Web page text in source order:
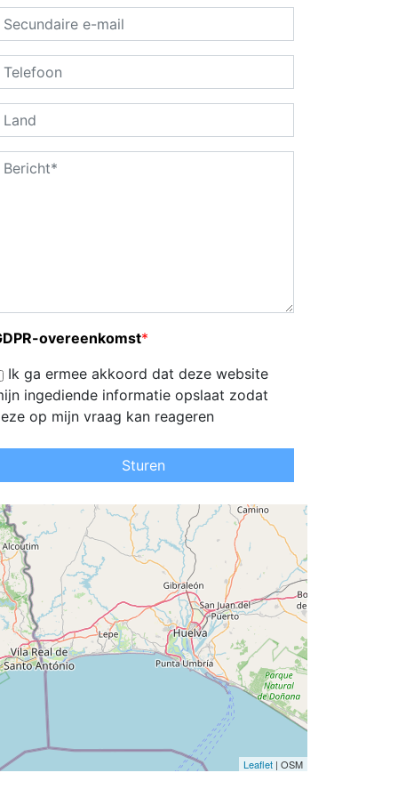
overeenkomst*
Ik ga ermee akkoord dat deze website
ingediende informatie opslaat zodat
op mijn vraag kan reageren
Sturen
Leaflet | OSM